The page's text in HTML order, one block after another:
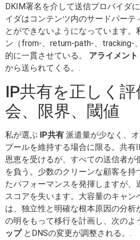
DKIM署名を介して送信プロバイダ
イダはコンテンツ内のサードパーテ
とができないようになっています。
ン（from-、return-path-、tracking-
的に一貫させている。 アライメント
から送られてくる。.
IP共有を正しく
会、限界、閾値
私が選ぶ IP共有 派遣量が少なく、
プールを維持する場合に限る。共有
恩恵を受けるが、すべての送信者が
を負う。少数のクリーンな顧客を持
たパフォーマンスを発揮しますが、
スコアを失います。大容量のキャン
は、独立性と明確な根本原因の分析
の明をもって移行を計画し、次のよ
ップとDNSの変更が調整される。.